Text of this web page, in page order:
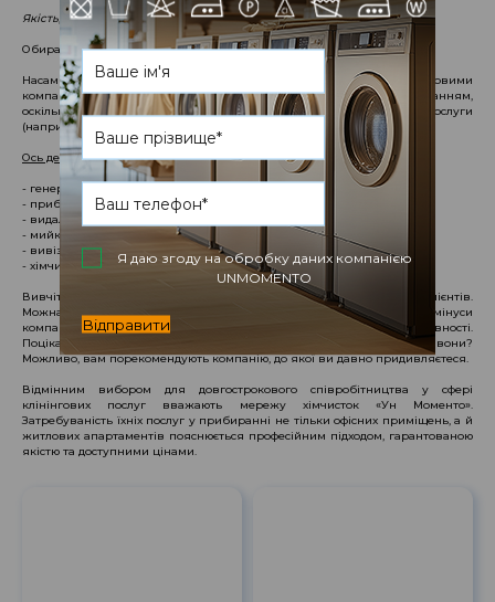
Якість, послуги, репутація
Обираючи клінінг у Києві, важливо не помилитися з партнером.
Насамперед зверніть увагу на список послуг, що надаються клінінговими
компаніями. Він не повинен обмежуватися простим прибиранням,
оскільки в процесі роботи можуть знадобитися спеціальні послуги
(наприклад, хімчистка), і тоді доведеться шукати нових підрядників.
Ось деякі можливості клінінгових компаній:
- генеральне прибирання приміщень та територій;
- прибирання після будівельних робіт;
- видалення складних плям на стінах та текстилі;
- мийка вікон;
- вивіз будсміття;
- хімчистка покриттів та килимових покриттів.
Вивчіть репутацію компанії. Багато про компанію скажуть відгуки клієнтів.
Можна довіряти тим відгукам, в яких описані як плюси, так і мінуси
компанії. Занадто хороші відгуки викликають підозру в їхній об'єктивності.
Поцікавтеся у своїх знайомих та партнерів, з ким працюють вони?
Можливо, вам порекомендують компанію, до якої ви давно придивляєтеся.
Відмінним вибором для довгострокового співробітництва у сфері
клінінгових послуг вважають мережу хімчисток «Ун Моменто».
Затребуваність їхніх послуг у прибиранні не тільки офісних приміщень, а й
житлових апартаментів пояснюється професійним підходом, гарантованою
якістю та доступними цінами.
Я даю згоду на обробку даних компанією
UNMOMENTO
Відправити